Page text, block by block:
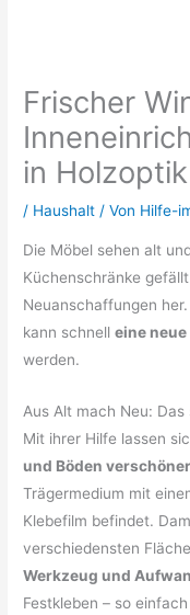
Frischer
in Holzoptik
/ Haushalt / Von Hilfe-
Die Möbel sehen alt
Küchenschränke
Neuanschaffungen
kann schnelleine
werden.
Aus Alt mach Neu:
Mit ihrer Hilfe lassen
und Böden
Trägermedium mit
Klebefilm befindet.
verschiedensten
Werkzeug und
Festkleben – so